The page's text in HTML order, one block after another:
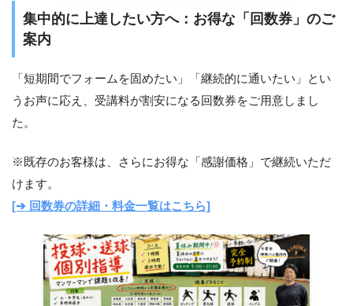
集中的に上達したい方へ：お得な「回数券」のご
案内
「短期間でフォームを固めたい」「継続的に通いたい」とい
うお声に応え、受講料が割安になる回数券をご用意しまし
た。
※既存のお客様は、さらにお得な「感謝価格」で継続いただ
けます。
[➔ 回数券の詳細・料金一覧はこちら]